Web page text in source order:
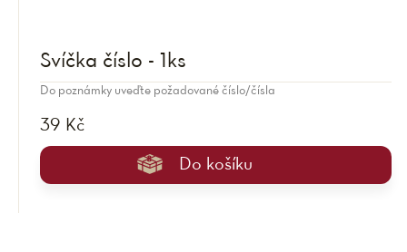
Svíčka číslo - 1ks
39 Kč
Do košíku
Do poznámky uveďte požadované číslo/čísla